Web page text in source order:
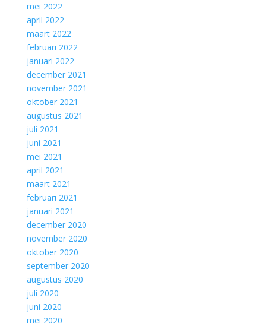
mei 2022
april 2022
maart 2022
februari 2022
januari 2022
december 2021
november 2021
oktober 2021
augustus 2021
juli 2021
juni 2021
mei 2021
april 2021
maart 2021
februari 2021
januari 2021
december 2020
november 2020
oktober 2020
september 2020
augustus 2020
juli 2020
juni 2020
mei 2020